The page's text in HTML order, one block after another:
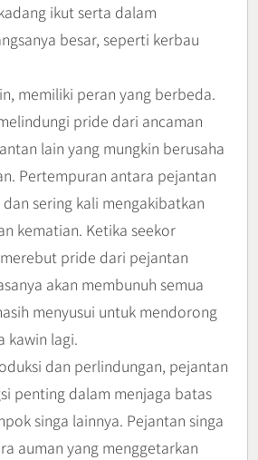
ikut serta dalam
besar, seperti kerbau
memiliki peran yang berbeda.
pride dari ancaman
lain yang mungkin berusaha
Pertempuran antara pejantan
sering kali mengakibatkan
kematian. Ketika seekor
pride dari pejantan
akan membunuh semua
menyusui untuk mendorong
kawin lagi.
dan perlindungan, pejantan
penting dalam menjaga batas
singa lainnya. Pejantan singa
auman yang menggetarkan